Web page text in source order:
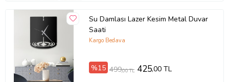
Su Damlası Lazer Kesim Metal Duvar
Saati
Kargo Bedava
%15 499,00 TL 425,00 TL